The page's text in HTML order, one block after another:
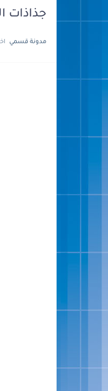
جذاذات
مدونة قسمي